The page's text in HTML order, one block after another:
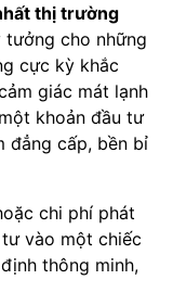
thị trường
cho những
cực kỳ khắc
giác mát lạnh
khoản đầu tư
đẳng cấp, bền bỉ
chi phí phát
vào một chiếc
thông minh,